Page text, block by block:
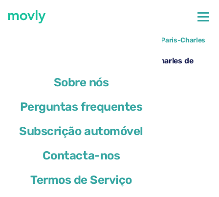
Sobre nós
Perguntas frequentes
Subscrição automóvel
Contacta-nos
Termos de Serviço
Todos os carros disponíveis no Aeroporto de Paris-Charles
Aluguer de DS 4 no Aeroporto de Paris Charles de